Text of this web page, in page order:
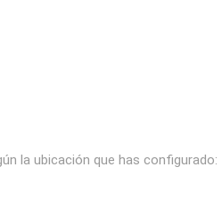
la ubicación que has configurado: